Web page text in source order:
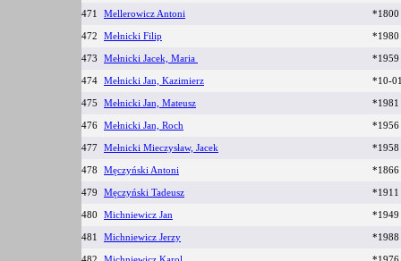
471 Mellerowicz Antoni *1800
472 Mełnicki Filip *1980
473 Mełnicki Jacek, Maria *1959
474 Mełnicki Jan, Kazimierz *10-
475 Mełnicki Jan, Mateusz *1981
476 Mełnicki Jan, Roch *1956
477 Mełnicki Mieczysław, Jacek *1958
478 Męczyński Antoni *1866
479 Męczyński Tadeusz *1911
480 Michniewicz Jan *1949
481 Michniewicz Jerzy *1988